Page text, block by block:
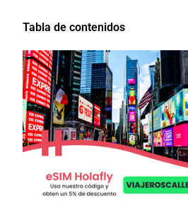
Tabla de contenidos